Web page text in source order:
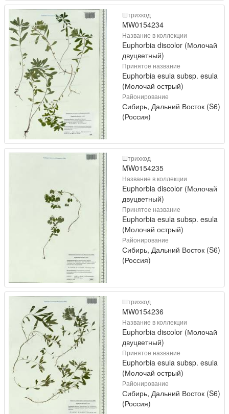
Штрихкод
MW0154234
Название в коллекции
Euphorbia discolor (Молочай
двуцветный)
Принятое название
Euphorbia esula subsp. esula
(Молочай острый)
Районирование
Сибирь, Дальний Восток (S6)
(Россия)
Штрихкод
MW0154235
Название в коллекции
Euphorbia discolor (Молочай
двуцветный)
Принятое название
Euphorbia esula subsp. esula
(Молочай острый)
Районирование
Сибирь, Дальний Восток (S6)
(Россия)
Штрихкод
MW0154236
Название в коллекции
Euphorbia discolor (Молочай
двуцветный)
Принятое название
Euphorbia esula subsp. esula
(Молочай острый)
Районирование
Сибирь, Дальний Восток (S6)
(Россия)